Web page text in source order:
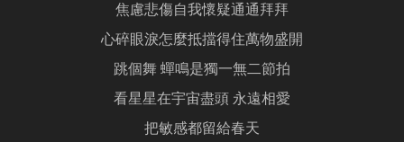
焦慮悲傷自我懷疑通通拜拜
心碎眼淚怎麼抵擋得住萬物盛開
跳個舞 蟬鳴是獨一無二節拍
看星星在宇宙盡頭 永遠相愛
把敏感都留給春天